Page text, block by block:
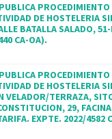
PROCEDIMIENTO
DE HOSTELERIA
BATALLA SALADO,
CA-OA).
PROCEDIMIENTO
DE HOSTELERIA
VELADOR/TERRAZA,
29,
EXPTE. 2022/4582